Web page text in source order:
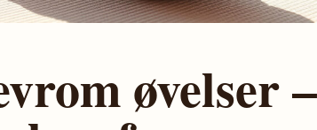
øvelser